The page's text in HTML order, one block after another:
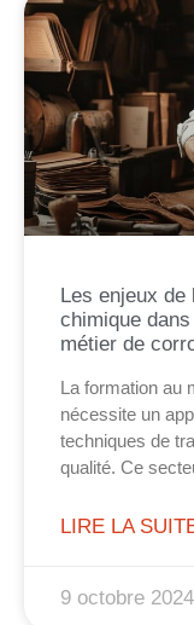
Les enjeux
chimique
métier de
La formation au
nécessite un
techniques de
qualité. Ce
LIRE LA
9 octobre 2024